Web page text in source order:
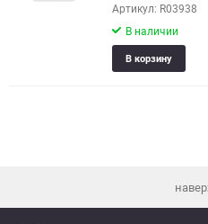
Артикул: R03938
В наличии
В корзину